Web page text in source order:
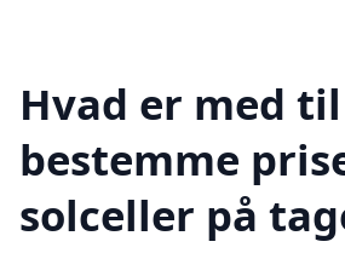
Hvad er med
bestemme
solceller på